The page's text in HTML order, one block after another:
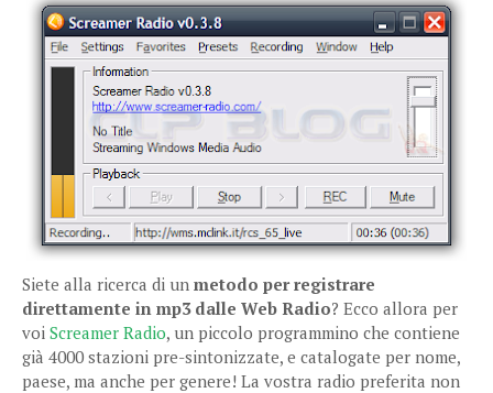
Siete alla ricerca di un metodo per registrare
direttamente in mp3 dalle Web Radio? Ecco allora per
voi Screamer Radio, un piccolo programmino che contiene
già 4000 stazioni pre-sintonizzate, e catalogate per nome,
paese, ma anche per genere! La vostra radio preferita non